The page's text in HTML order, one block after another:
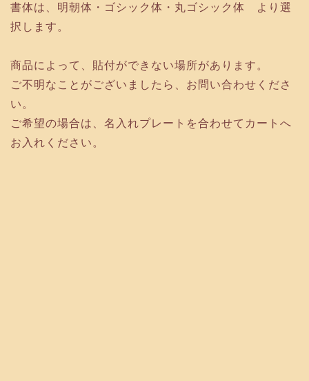
書体は、明朝体・ゴシック体・丸ゴシック体 より選
択します。
商品によって、貼付ができない場所があります。
ご不明なことがございましたら、お問い合わせくださ
い。
ご希望の場合は、名入れプレートを合わせてカートへ
お入れください。